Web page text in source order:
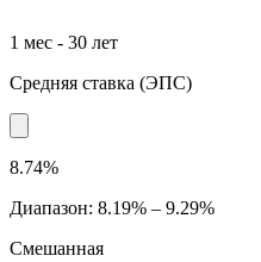
1 мес - 30 лет
Средняя ставка (ЭПС)
8.74%
Диапазон: 8.19% – 9.29%
Смешанная